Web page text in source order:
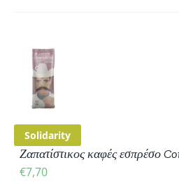
Solidarity
Ζαπατίστικος καφές εσπρέσο
€7,70